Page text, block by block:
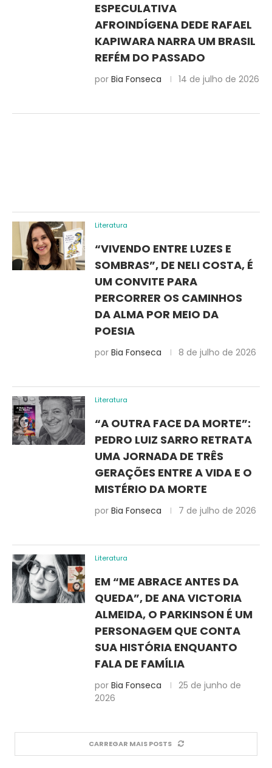
ESPECULATIVA
AFROINDÍGENA DEDE RAFAEL
KAPIWARA NARRA UM BRASIL
REFÉM DO PASSADO
por Bia Fonseca 14 de julho de 2026
Literatura
“VIVENDO ENTRE LUZES E
SOMBRAS”, DE NELI COSTA, É
UM CONVITE PARA
PERCORRER OS CAMINHOS
DA ALMA POR MEIO DA
POESIA
por Bia Fonseca 8 de julho de 2026
Literatura
“A OUTRA FACE DA MORTE”:
PEDRO LUIZ SARRO RETRATA
UMA JORNADA DE TRÊS
GERAÇÕES ENTRE A VIDA E O
MISTÉRIO DA MORTE
por Bia Fonseca 7 de julho de 2026
Literatura
EM “ME ABRACE ANTES DA
QUEDA”, DE ANA VICTORIA
ALMEIDA, O PARKINSON É UM
PERSONAGEM QUE CONTA
SUA HISTÓRIA ENQUANTO
FALA DE FAMÍLIA
por Bia Fonseca
25 de junho de
2026
CARREGAR MAIS POSTS